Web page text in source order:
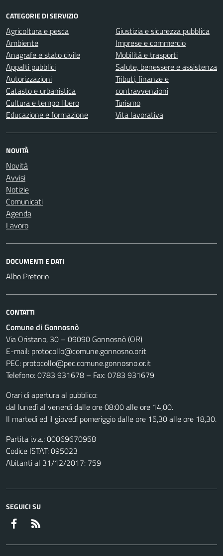
CATEGORIE DI SERVIZIO
Agricoltura e pesca
Ambiente
Anagrafe e stato civile
Appalti pubblici
Autorizzazioni
Catasto e urbanistica
Cultura e tempo libero
Educazione e formazione
Giustizia e sicurezza pubblica
Imprese e commercio
Mobilità e trasporti
Salute, benessere e assistenza
Tributi, finanze e
contravvenzioni
Turismo
Vita lavorativa
NOVITÀ
Novità
Avvisi
Notizie
Comunicati
Agenda
Lavoro
DOCUMENTI E DATI
Albo Pretorio
CONTATTI
Comune di Gonnosnò
Via Oristano, 30 – 09090 Gonnosnò (OR)
E-mail: protocollo@comune.gonnosno.or.it
PEC: protocollo@pec.comune.gonnosno.or.it
Telefono: 0783 931678 – Fax: 0783 931679
Orari di apertura al pubblico:
dal lunedì al venerdì dalle ore 08:00 alle ore 14,00.
Il martedì ed il giovedì pomeriggio dalle ore 15,30 alle ore 18,30.
Partita i.v.a.: 00069670958
Codice ISTAT: 095023
Abitanti al 31/12/2017: 759
SEGUICI SU
Facebook